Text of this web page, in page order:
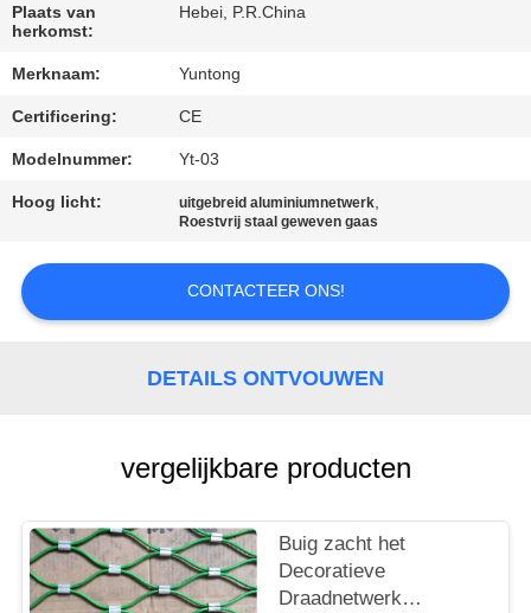
NIEUWS
OM EEN
CITAAT
PRIVACYBELEID
Plaats van
herkomst:
Hebei, P.R.China
Merknaam: Yuntong
Certificering: CE
Modelnummer: Yt-03
Hoog licht: uitgebreid aluminiumnetwerk,
Roestvrij staal geweven gaas
CONTACTEER ONS!
DETAILS ONTVOUWEN
vergelijkbare producten
Buig zacht het
Decoratieve
Draadnetwerk